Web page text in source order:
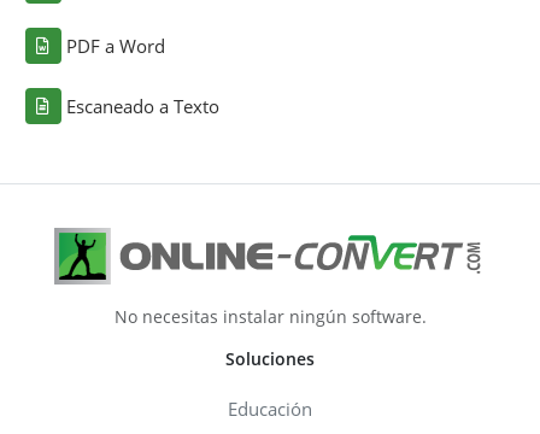
PDF a Word
Escaneado a Texto
No necesitas instalar ningún software.
Soluciones
Educación